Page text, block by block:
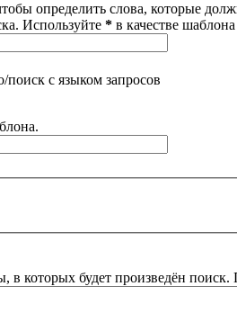
определить слова, которые
Используйте * в качестве
поиск с языком запросов
которых будет произведён